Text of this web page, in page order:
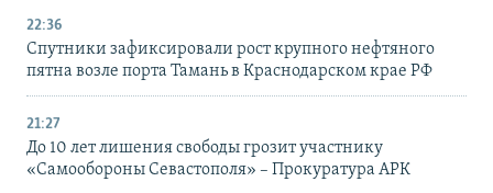
22:36
Спутники зафиксировали рост крупного нефтяного
пятна возле порта Тамань в Краснодарском крае РФ
21:27
До 10 лет лишения свободы грозит участнику
«Самообороны Севастополя» – Прокуратура АРК